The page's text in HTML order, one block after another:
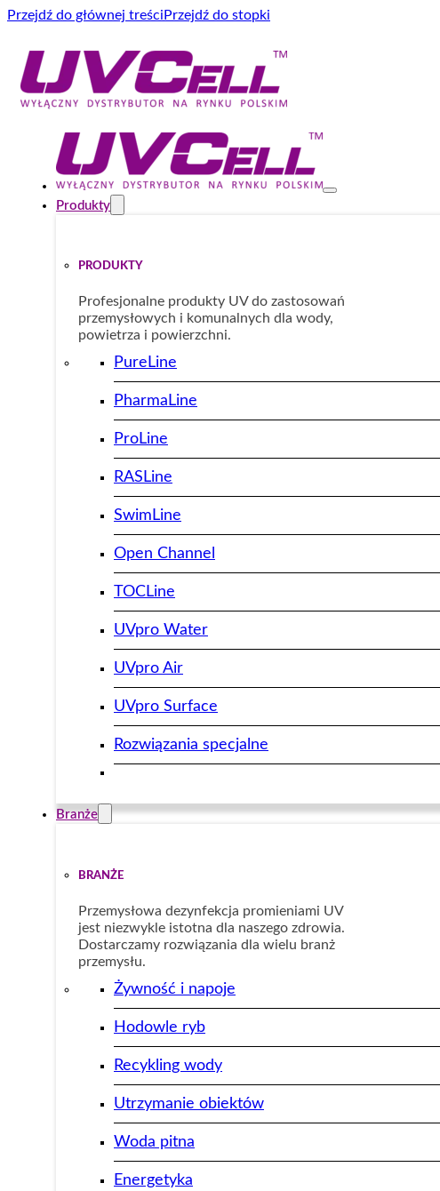
Przejdź do głównej treści Przejdź do stopki
Produkty
PRODUKTY
Profesjonalne produkty UV do zastosowań
przemysłowych i komunalnych dla wody,
powietrza i powierzchni.
PureLine
PharmaLine
ProLine
RASLine
SwimLine
Open Channel
TOCLine
UVpro Water
UVpro Air
UVpro Surface
Rozwiązania specjalne
Branże
BRANŻE
Przemysłowa dezynfekcja promieniami UV
jest niezwykle istotna dla naszego zdrowia.
Dostarczamy rozwiązania dla wielu branż
przemysłu.
Żywność i napoje
Hodowle ryb
Recykling wody
Utrzymanie obiektów
Woda pitna
Energetyka